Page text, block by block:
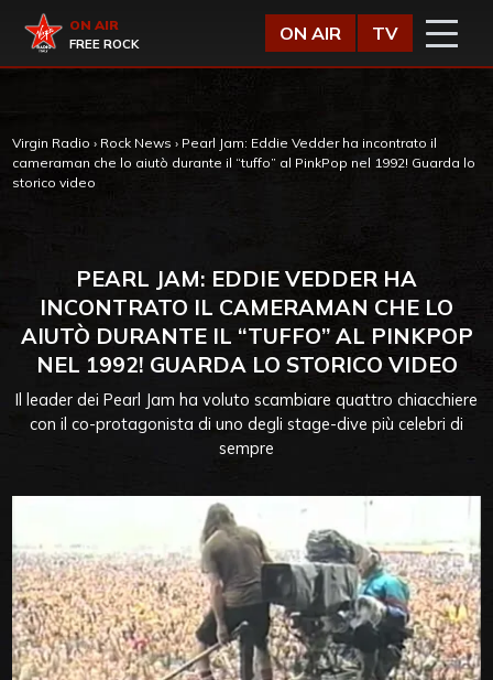
Virgin Radio
ON AIR
FREE ROCK
ON AIR TV
Virgin Radio › Rock News › Pearl Jam: Eddie Vedder ha incontrato il
cameraman che lo aiutò durante il “tuffo” al PinkPop nel 1992! Guarda lo
storico video
PEARL JAM: EDDIE VEDDER HA
INCONTRATO IL CAMERAMAN CHE LO
AIUTÒ DURANTE IL “TUFFO” AL PINKPOP
NEL 1992! GUARDA LO STORICO VIDEO
Il leader dei Pearl Jam ha voluto scambiare quattro chiacchiere
con il co-protagonista di uno degli stage-dive più celebri di
sempre